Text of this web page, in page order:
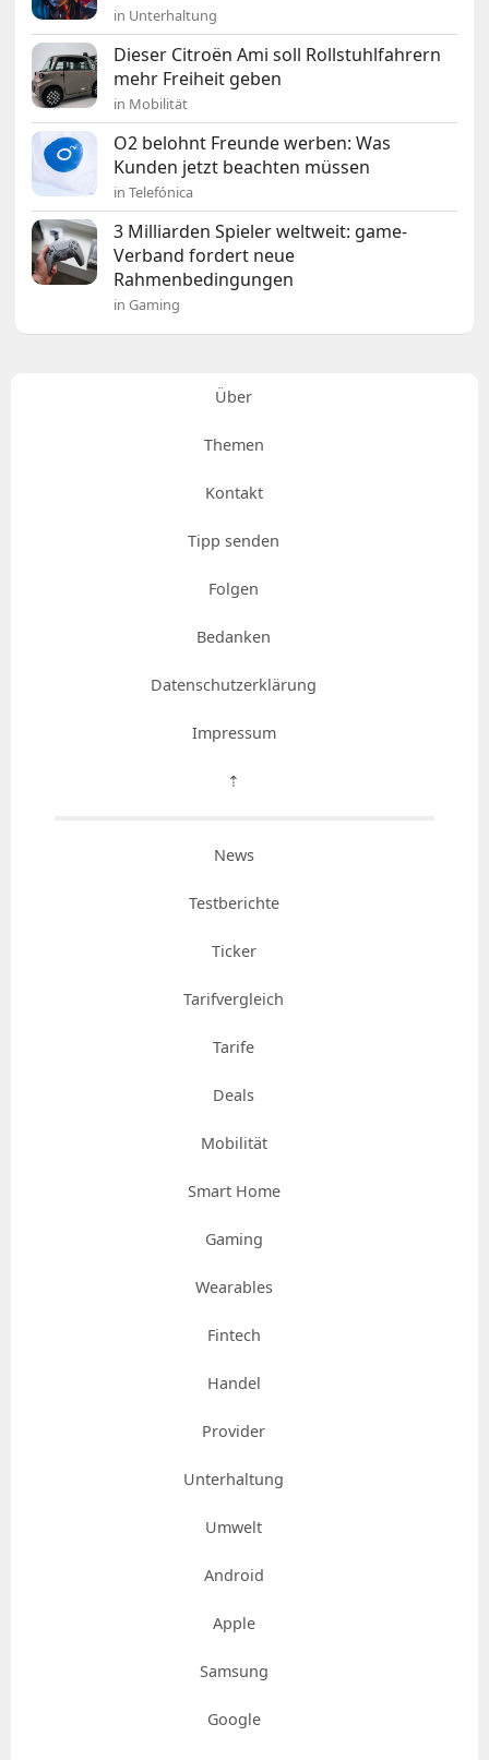
in Unterhaltung
Dieser Citroën Ami soll Rollstuhlfahrern
mehr Freiheit geben
in Mobilität
O2 belohnt Freunde werben: Was
Kunden jetzt beachten müssen
in Telefónica
3 Milliarden Spieler weltweit: game-
Verband fordert neue
Rahmenbedingungen
in Gaming
Über
Themen
Kontakt
Tipp senden
Folgen
Bedanken
Datenschutzerklärung
Impressum
⇡
News
Testberichte
Ticker
Tarifvergleich
Tarife
Deals
Mobilität
Smart Home
Gaming
Wearables
Fintech
Handel
Provider
Unterhaltung
Umwelt
Android
Apple
Samsung
Google